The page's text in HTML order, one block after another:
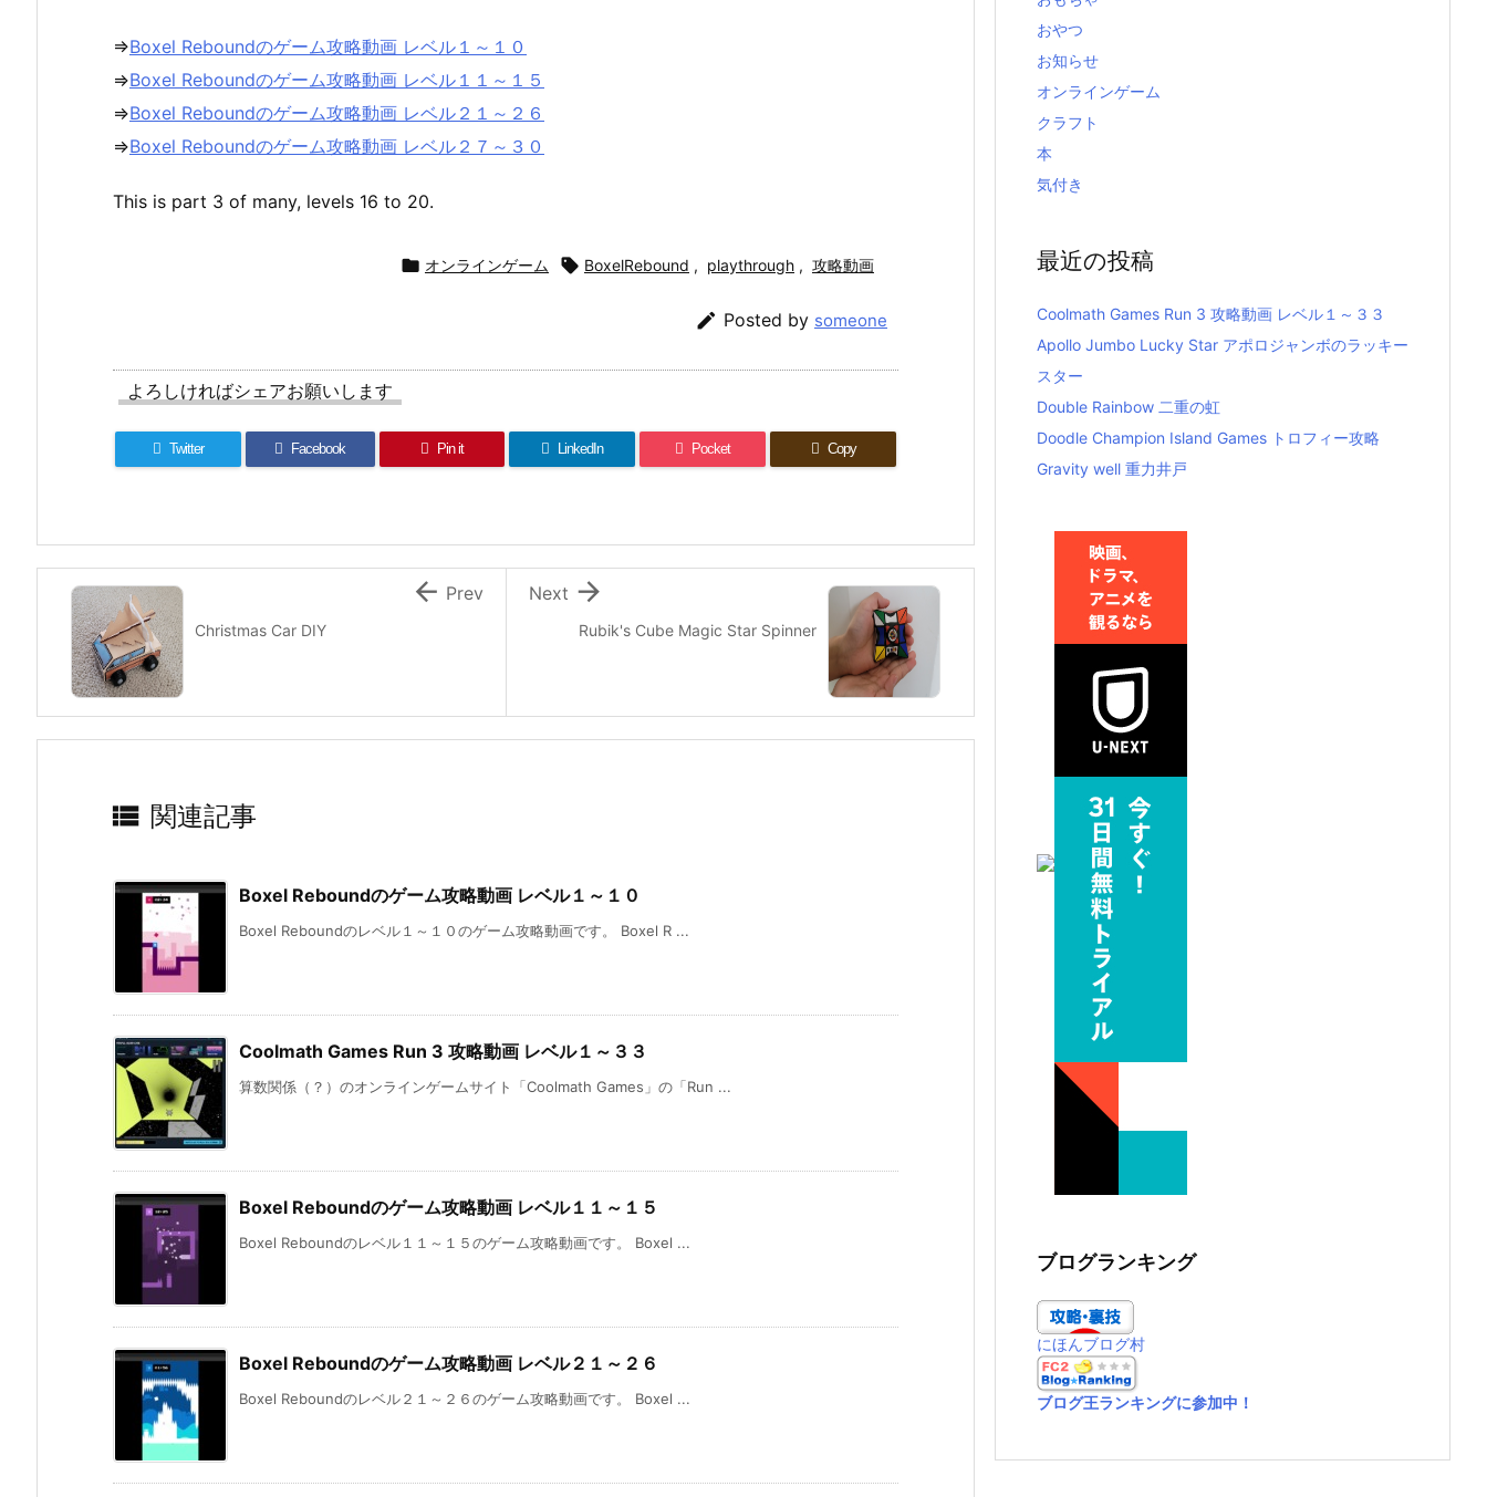
⇒Boxel Reboundのゲーム攻略動画 レベル１～１０
⇒Boxel Reboundのゲーム攻略動画 レベル１１～１５
⇒Boxel Reboundのゲーム攻略動画 レベル２１～２６
⇒Boxel Reboundのゲーム攻略動画 レベル２７～３０
This is part 3 of many, levels 16 to 20.
 オンラインゲーム  BoxelRebound , playthrough , 攻略動画
 Posted by someone
よろしければシェアお願いします
Twitter Facebook Pin it LinkedIn Pocket Copy
Rubik's Cube Magic Star Spinner

Next
Christmas Car DIY
 Prev
 関連記事
Boxel Reboundのゲーム攻略動画 レベル１～１０
Boxel Reboundのレベル１～１０のゲーム攻略動画です。 Boxel R ...
Coolmath Games Run 3 攻略動画 レベル１～３３
算数関係（？）のオンラインゲームサイト「Coolmath Games」の「Run ...
Boxel Reboundのゲーム攻略動画 レベル１１～１５
Boxel Reboundのレベル１１～１５のゲーム攻略動画です。 Boxel ...
Boxel Reboundのゲーム攻略動画 レベル２１～２６
Boxel Reboundのレベル２１～２６のゲーム攻略動画です。 Boxel ...
おやつ
お知らせ
オンラインゲーム
クラフト
本
気付き
最近の投稿
Coolmath Games Run 3 攻略動画 レベル１～３３
Apollo Jumbo Lucky Star アポロジャンボのラッキー
スター
Double Rainbow 二重の虹
Doodle Champion Island Games トロフィー攻略
Gravity well 重力井戸
ブログランキング
にほんブログ村
ブログ王ランキングに参加中！